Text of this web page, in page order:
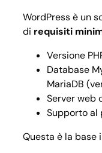
WordPress è un
di requisiti
Versione
Database
MariaDB
Server web
Supporto al
Questa è la base